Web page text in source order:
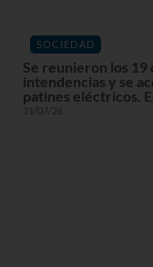
SOCIEDAD
Se reunieron los
intendencias y se
patines eléctricos.
31/07/26